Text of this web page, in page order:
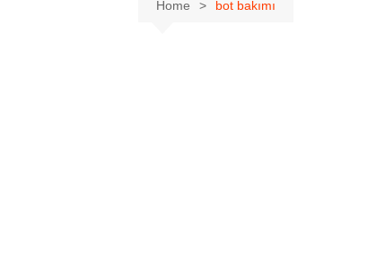
Home
bot bakımı